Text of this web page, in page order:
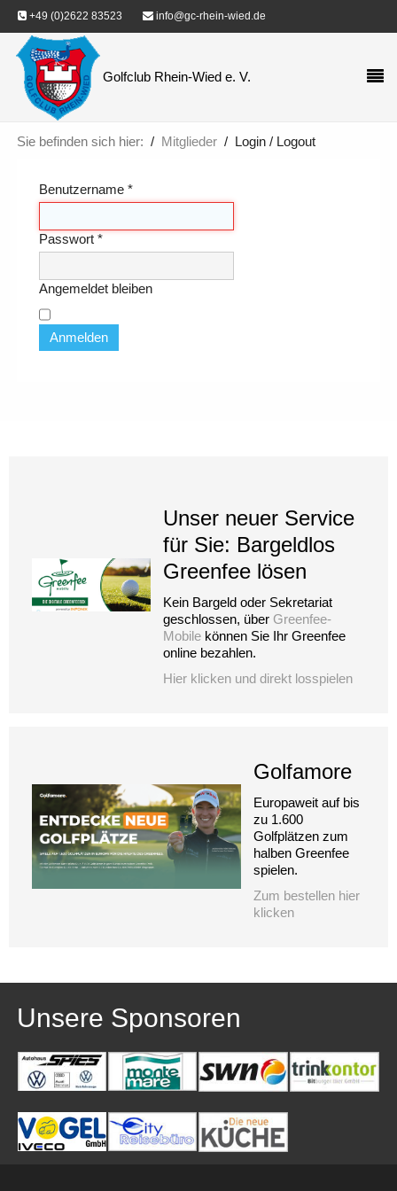
+49 (0)2622 83523 info@gc-rhein-wied.de
Golfclub Rhein-Wied e. V.
Sie befinden sich hier: Mitglieder Login / Logout
Benutzername*
Passwort*
Angemeldet bleiben
Anmelden
Unser neuer Service
für Sie: Bargeldlos
Greenfee lösen
Kein Bargeld oder Sekretariat
geschlossen, über Greenfee-
Mobile können Sie Ihr Greenfee
online bezahlen.
Hier klicken und direkt losspielen
Golfamore
Europaweit auf bis
zu 1.600
Golfplätzen zum
halben Greenfee
spielen.
Zum bestellen hier
klicken
Unsere Sponsoren